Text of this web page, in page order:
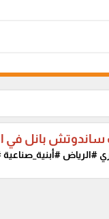
ساندوتش بانل في
#الرياض